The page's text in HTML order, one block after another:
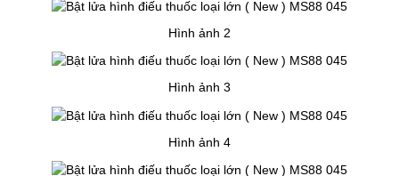
Hình ảnh 2
Hình ảnh 3
Hình ảnh 4